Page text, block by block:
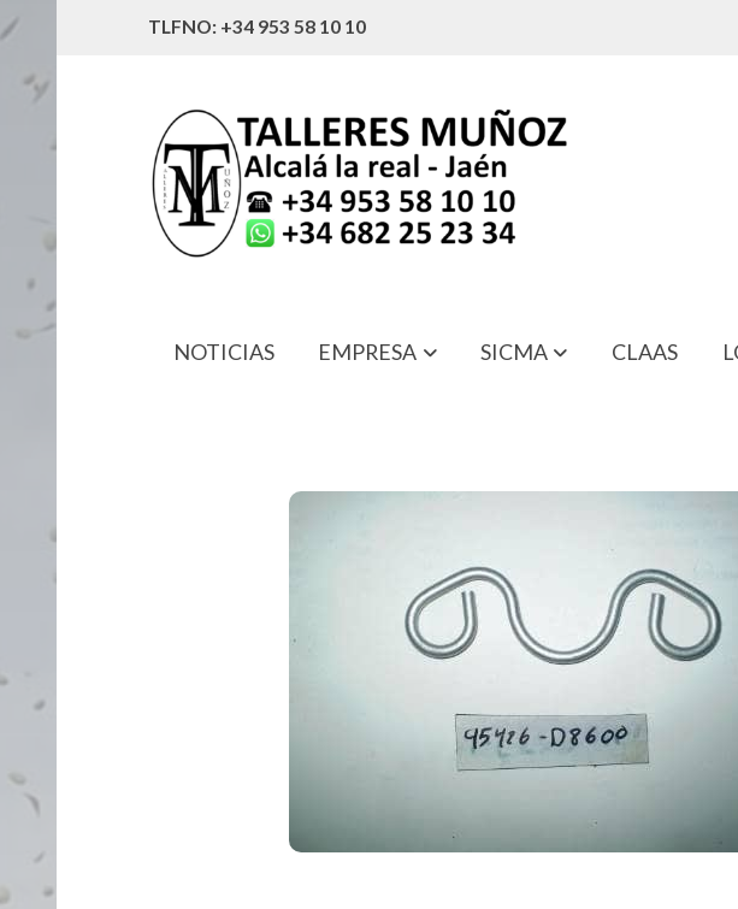
TLFNO: +34 953 58 10 10
NOTICIAS EMPRESA SICMA CLAAS
95426-D8600 MUELLE CIERRE CABINA NISSAN ECO T-